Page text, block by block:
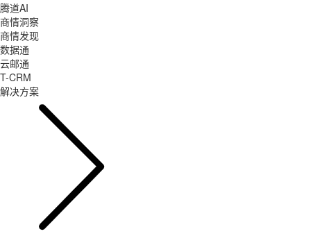
腾道AI
商情洞察
商情发现
数据通
云邮通
T-CRM
解决方案